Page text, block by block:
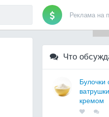
Реклама на
Что
Булочки
кремом